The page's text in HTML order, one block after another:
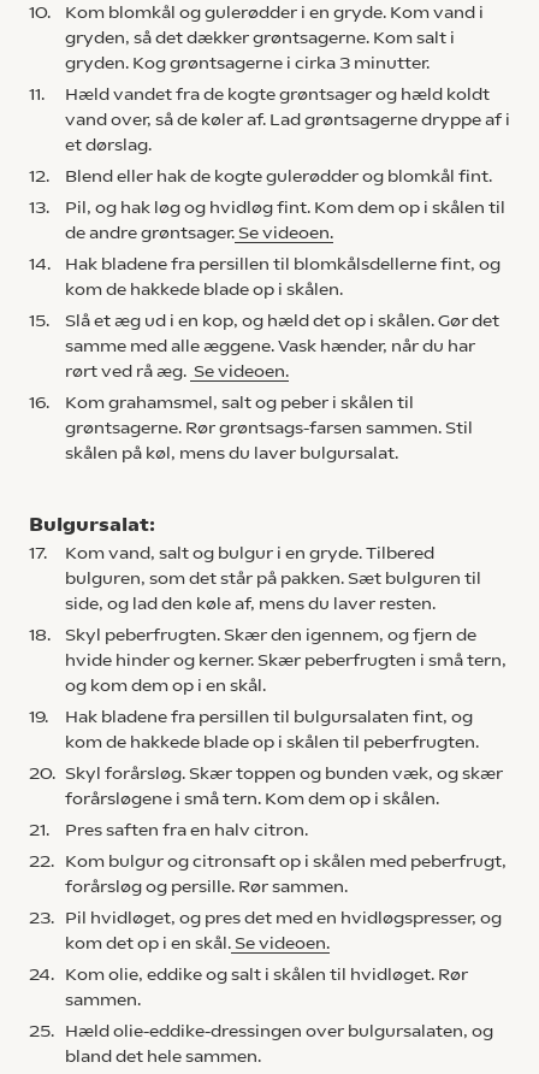
10.
Kom blomkål og gulerødder i en gryde. Kom vand i
gryden, så det dækker grøntsagerne. Kom salt i
gryden. Kog grøntsagerne i cirka 3 minutter.
11.
Hæld vandet fra de kogte grøntsager og hæld koldt
vand over, så de køler af. Lad grøntsagerne dryppe af i
et dørslag.
12.
Blend eller hak de kogte gulerødder og blomkål fint.
13.
Pil, og hak løg og hvidløg fint. Kom dem op i skålen til
de andre grøntsager. Se videoen.
14.
Hak bladene fra persillen til blomkålsdellerne fint, og
kom de hakkede blade op i skålen.
15.
Slå et æg ud i en kop, og hæld det op i skålen. Gør det
samme med alle æggene. Vask hænder, når du har
rørt ved rå æg. Se videoen.
16.
Kom grahamsmel, salt og peber i skålen til
grøntsagerne. Rør grøntsags-farsen sammen. Stil
skålen på køl, mens du laver bulgursalat.
Bulgursalat:
17.
Kom vand, salt og bulgur i en gryde. Tilbered
bulguren, som det står på pakken. Sæt bulguren til
side, og lad den køle af, mens du laver resten.
18.
Skyl peberfrugten. Skær den igennem, og fjern de
hvide hinder og kerner. Skær peberfrugten i små tern,
og kom dem op i en skål.
19.
Hak bladene fra persillen til bulgursalaten fint, og
kom de hakkede blade op i skålen til peberfrugten.
20. Skyl forårsløg. Skær toppen og bunden væk, og skær
forårsløgene i små tern. Kom dem op i skålen.
21.
Pres saften fra en halv citron.
22.
Kom bulgur og citronsaft op i skålen med peberfrugt,
forårsløg og persille. Rør sammen.
23.
Pil hvidløget, og pres det med en hvidløgspresser, og
kom det op i en skål. Se videoen.
24.
Kom olie, eddike og salt i skålen til hvidløget. Rør
sammen.
25.
Hæld olie-eddike-dressingen over bulgursalaten, og
bland det hele sammen.